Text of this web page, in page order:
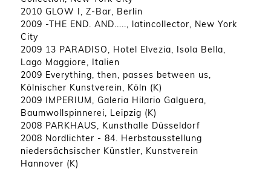
2010 GLOW I, Z-Bar, Berlin
2009 -THE END. AND....., latincollector, New York
City
2009 13 PARADISO, Hotel Elvezia, Isola Bella,
Lago Maggiore, Italien
2009 Everything, then, passes between us,
Kölnischer Kunstverein, Köln (K)
2009 IMPERIUM, Galeria Hilario Galguera,
Baumwollspinnerei, Leipzig (K)
2008 PARKHAUS, Kunsthalle Düsseldorf
2008 Nordlichter - 84. Herbstausstellung
niedersächsischer Künstler, Kunstverein
Hannover (K)